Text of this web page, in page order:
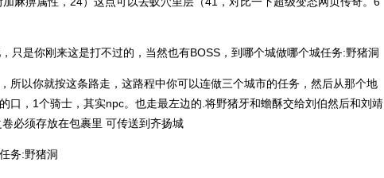
只是你刚来这是打不过的，当然也有BOSS，到哪个城做哪个城任务:野猪洞
所以你就按这条路走，这路程中你可以连做三个城市的任务，然后从那个地
口，1个骑士，其实npc。也走最左边的.将野猪牙和蟾酥交给刘伯然后和刘靖
必须存放在包裹里 可传送到齐扬城
务:野猪洞